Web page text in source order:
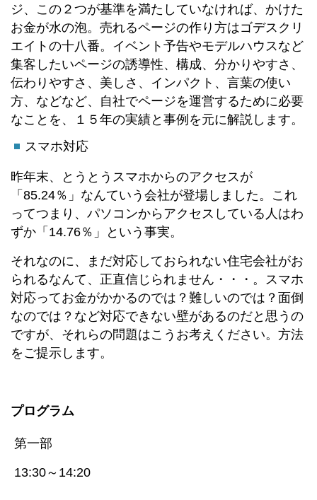
ジ、この２つが基準を満たしていなければ、かけた
お金が水の泡。売れるページの作り方はゴデスクリ
エイトの十八番。イベント予告やモデルハウスなど
集客したいページの誘導性、構成、分かりやすさ、
伝わりやすさ、美しさ、インパクト、言葉の使い
方、などなど、自社でページを運営するために必要
なことを、１５年の実績と事例を元に解説します。
スマホ対応
昨年末、とうとうスマホからのアクセスが
「85.24％」なんていう会社が登場しました。これ
ってつまり、パソコンからアクセスしている人はわ
ずか「14.76％」という事実。
それなのに、まだ対応しておられない住宅会社がお
られるなんて、正直信じられません・・・。スマホ
対応ってお金がかかるのでは？難しいのでは？面倒
なのでは？など対応できない壁があるのだと思うの
ですが、それらの問題はこうお考えください。方法
をご提示します。
プログラム
第一部
13:30～14:20